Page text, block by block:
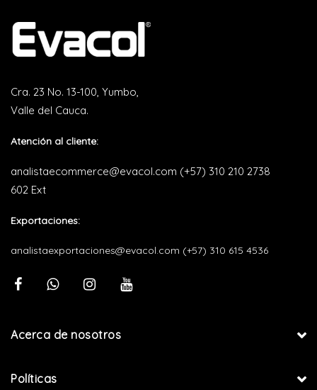
Cra. 23 No. 13-100, Yumbo,
Valle del Cauca.
Atención al cliente:
analistaecommerce@evacol.com (+57) 310 210 2738
602 Ext
Exportaciones:
analistaexportaciones@evacol.com (+57) 310 615 4536
Acerca de nosotros
Políticas